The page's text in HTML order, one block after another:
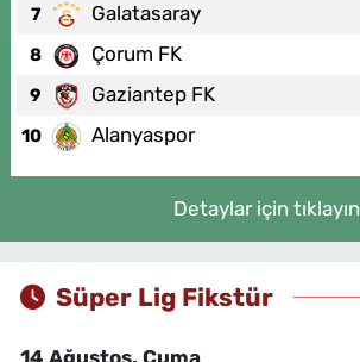
7 Galatasaray
8 Çorum FK
9 Gaziantep FK
10 Alanyaspor
Detaylar için tıklayın
Süper Lig Fikstür
14 Ağustos, Cuma